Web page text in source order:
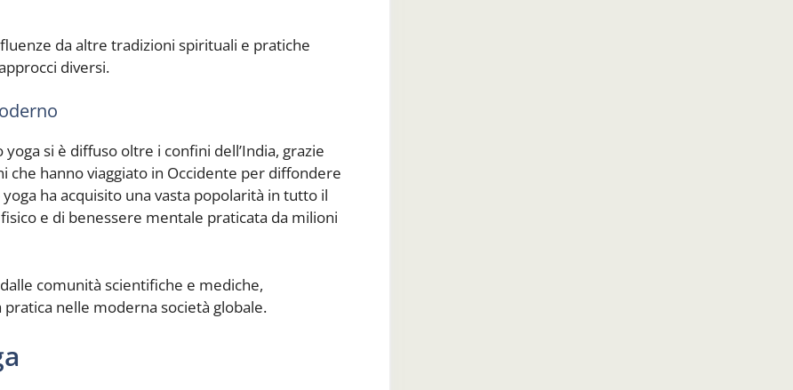
da altre tradizioni spirituali e pratiche
diversi.
si è diffuso oltre i confini dell’India, grazie
hanno viaggiato in Occidente per diffondere
ha acquisito una vasta popolarità in tutto il
e di benessere mentale praticata da milioni
comunità scientifiche e mediche,
nelle moderna società globale.